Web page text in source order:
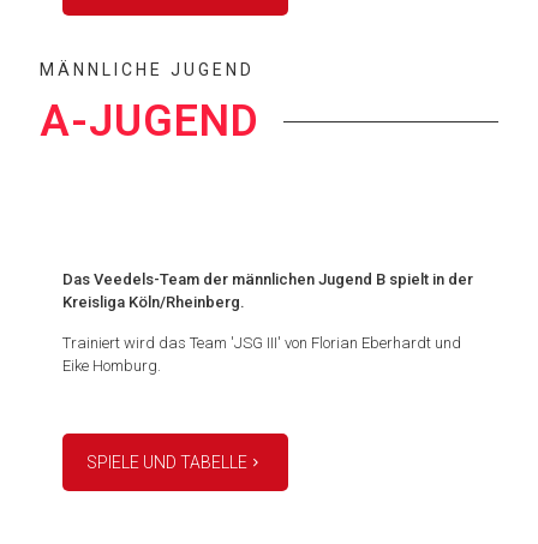
MÄNNLICHE JUGEND
A-JUGEND
Das Veedels-Team der männlichen Jugend B spielt in der
Kreisliga Köln/Rheinberg.
Trainiert wird das Team 'JSG III' von Florian Eberhardt und
Eike Homburg.
SPIELE UND TABELLE